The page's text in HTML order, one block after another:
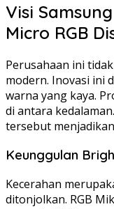
Visi
Micro RGB
Perusahaan ini
modern. Inovasi ini
warna yang kaya.
di antara
tersebut
Keunggulan
Kecerahan
ditonjolkan. RGB